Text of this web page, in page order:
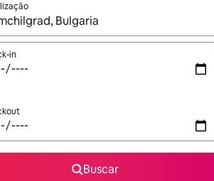
os resultados estiverem disponíveis,
in
Buscar